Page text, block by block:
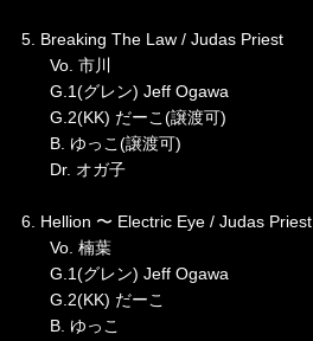
5. Breaking The Law / Judas Priest
Vo. 市川
G.1(グレン) Jeff Ogawa
G.2(KK) だーこ(譲渡可)
B. ゆっこ(譲渡可)
Dr. オガ子
6. Hellion 〜 Electric Eye / Judas Priest
Vo. 楠葉
G.1(グレン) Jeff Ogawa
G.2(KK) だーこ
B. ゆっこ